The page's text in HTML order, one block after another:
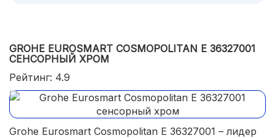
GROHE EUROSMART COSMOPOLITAN E 36327001
СЕНСОРНЫЙ ХРОМ
Рейтинг: 4.9
Grohe Eurosmart Cosmopolitan E 36327001 – лидер